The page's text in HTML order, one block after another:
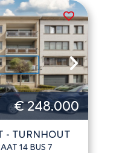
€ 248.000
- TURNHOUT
14 BUS 7